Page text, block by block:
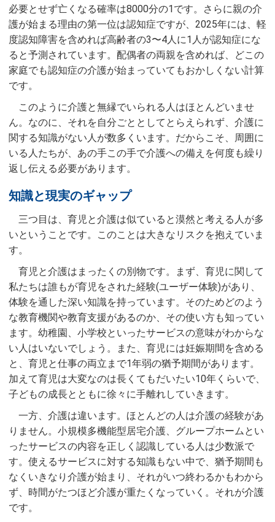
必要とせず亡くなる確率は8000分の1です。さらに親の介
護が始まる理由の第一位は認知症ですが、2025年には、軽
度認知障害を含めれば高齢者の3〜4人に1人が認知症にな
ると予測されています。配偶者の両親を含めれば、どこの
家庭でも認知症の介護が始まっていてもおかしくない計算
です。
このように介護と無縁でいられる人はほとんどいませ
ん。なのに、それを自分ごととしてとらえられず、介護に
関する知識がない人が数多くいます。だからこそ、周囲に
いる人たちが、あの手この手で介護への備えを何度も繰り
返し伝える必要があります。
知識と現実のギャップ
三つ目は、育児と介護は似ていると漠然と考える人が多
いということです。このことは大きなリスクを抱えていま
す。
育児と介護はまったくの別物です。まず、育児に関して
私たちは誰もが育児をされた経験(ユーザー体験)があり、
体験を通した深い知識を持っています。そのためどのよう
な教育機関や教育支援があるのか、その使い方も知ってい
ます。幼稚園、小学校といったサービスの意味がわからな
い人はいないでしょう。また、育児には妊娠期間を含める
と、育児と仕事の両立まで1年弱の猶予期間があります。
加えて育児は大変なのは長くてもだいたい10年くらいで、
子どもの成長とともに徐々に手離れしていきます。
一方、介護は違います。ほとんどの人は介護の経験があ
りません。小規模多機能型居宅介護、グループホームとい
ったサービスの内容を正しく認識している人は少数派で
す。使えるサービスに対する知識もない中で、猶予期間も
なくいきなり介護が始まり、それがいつ終わるかもわから
ず、時間がたつほど介護が重たくなっていく。それが介護
です。